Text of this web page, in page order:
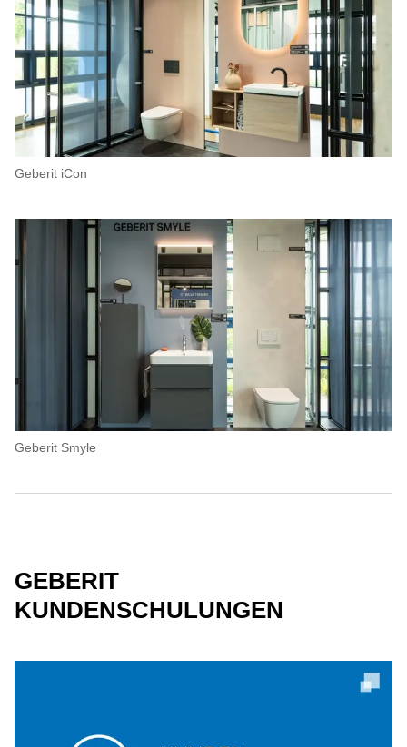
Geberit iCon
Geberit Smyle
GEBERIT
KUNDENSCHULUNGEN